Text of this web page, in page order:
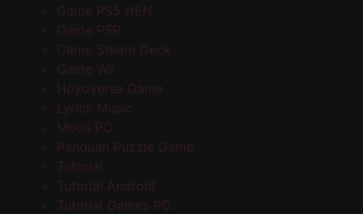
Game PS5 HEN
Game PSP
Game Steam Deck
Game Wii
Hoyoverse Game
Lyrics Music
Mods PC
Panduan Puzzle Game
Tutorial
Tutorial Android
Tutorial Games PC